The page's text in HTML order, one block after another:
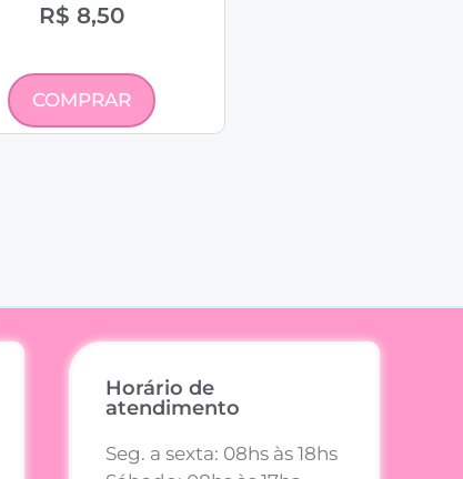
R$ 8,50
COMPRAR
Horário de
atendimento
Seg. a sexta: 08hs às 18hs